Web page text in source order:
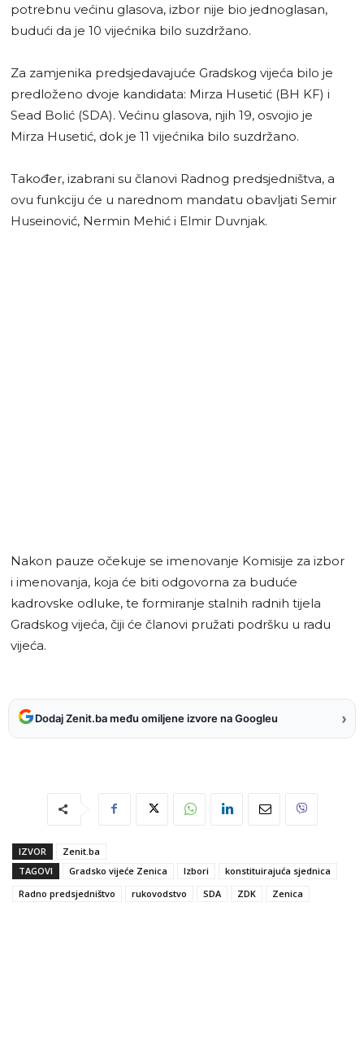
potrebnu većinu glasova, izbor nije bio jednoglasan,
budući da je 10 vijećnika bilo suzdržano.
Za zamjenika predsjedavajuće Gradskog vijeća bilo je
predloženo dvoje kandidata: Mirza Husetić (BH KF) i
Sead Bolić (SDA). Većinu glasova, njih 19, osvojio je
Mirza Husetić, dok je 11 vijećnika bilo suzdržano.
Također, izabrani su članovi Radnog predsjedništva, a
ovu funkciju će u narednom mandatu obavljati Semir
Huseinović, Nermin Mehić i Elmir Duvnjak.
Nakon pauze očekuje se imenovanje Komisije za izbor
i imenovanja, koja će biti odgovorna za buduće
kadrovske odluke, te formiranje stalnih radnih tijela
Gradskog vijeća, čiji će članovi pružati podršku u radu
vijeća.
Dodaj Zenit.ba među omiljene izvore na Googleu ›
IZVOR
Zenit.ba
TAGOVI
Gradsko vijeće Zenica Izbori
konstituirajuća sjednica
Radno predsjedništvo
rukovodstvo SDA ZDK Zenica